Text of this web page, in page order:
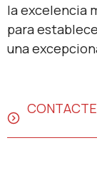
la excelencia
para
una